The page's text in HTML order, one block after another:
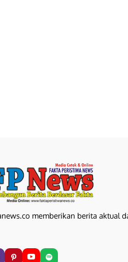
memberikan berita aktual